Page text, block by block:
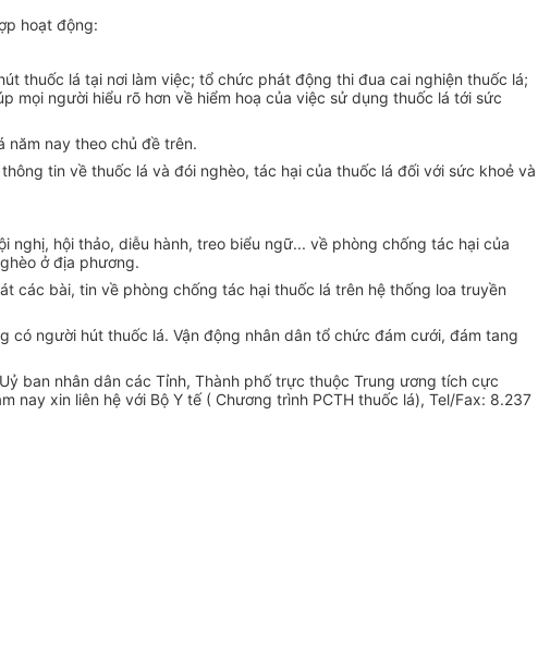
hoạt động:
thuốc lá tại nơi làm việc; tổ chức phát động thi đua cai nghiện thuốc lá;
người hiểu rõ hơn về hiểm hoạ của việc sử dụng thuốc lá tới sức
năm nay theo chủ đề trên.
tin về thuốc lá và đói nghèo, tác hại của thuốc lá đối với sức khoẻ và
hội thảo, diễu hành, treo biểu ngữ... về phòng chống tác hại của
ở địa phương.
các bài, tin về phòng chống tác hại thuốc lá trên hệ thống loa truyền
người hút thuốc lá. Vận động nhân dân tổ chức đám cưới, đám tang
ban nhân dân các Tỉnh, Thành phố trực thuộc Trung ương tích cực
xin liên hệ với Bộ Y tế ( Chương trình PCTH thuốc lá), Tel/Fax: 8.237